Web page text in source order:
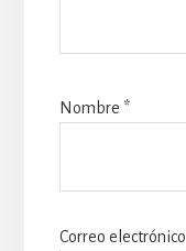
Nombre *
Correo electrónico